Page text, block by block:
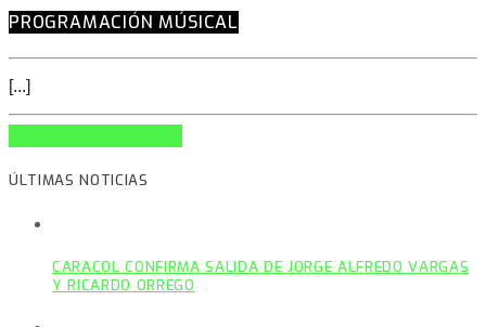
PROGRAMACIÓN MÚSICAL
[...]
ÚLTIMAS NOTICIAS
CARACOL CONFIRMA SALIDA DE JORGE ALFREDO VARGAS
Y RICARDO ORREGO